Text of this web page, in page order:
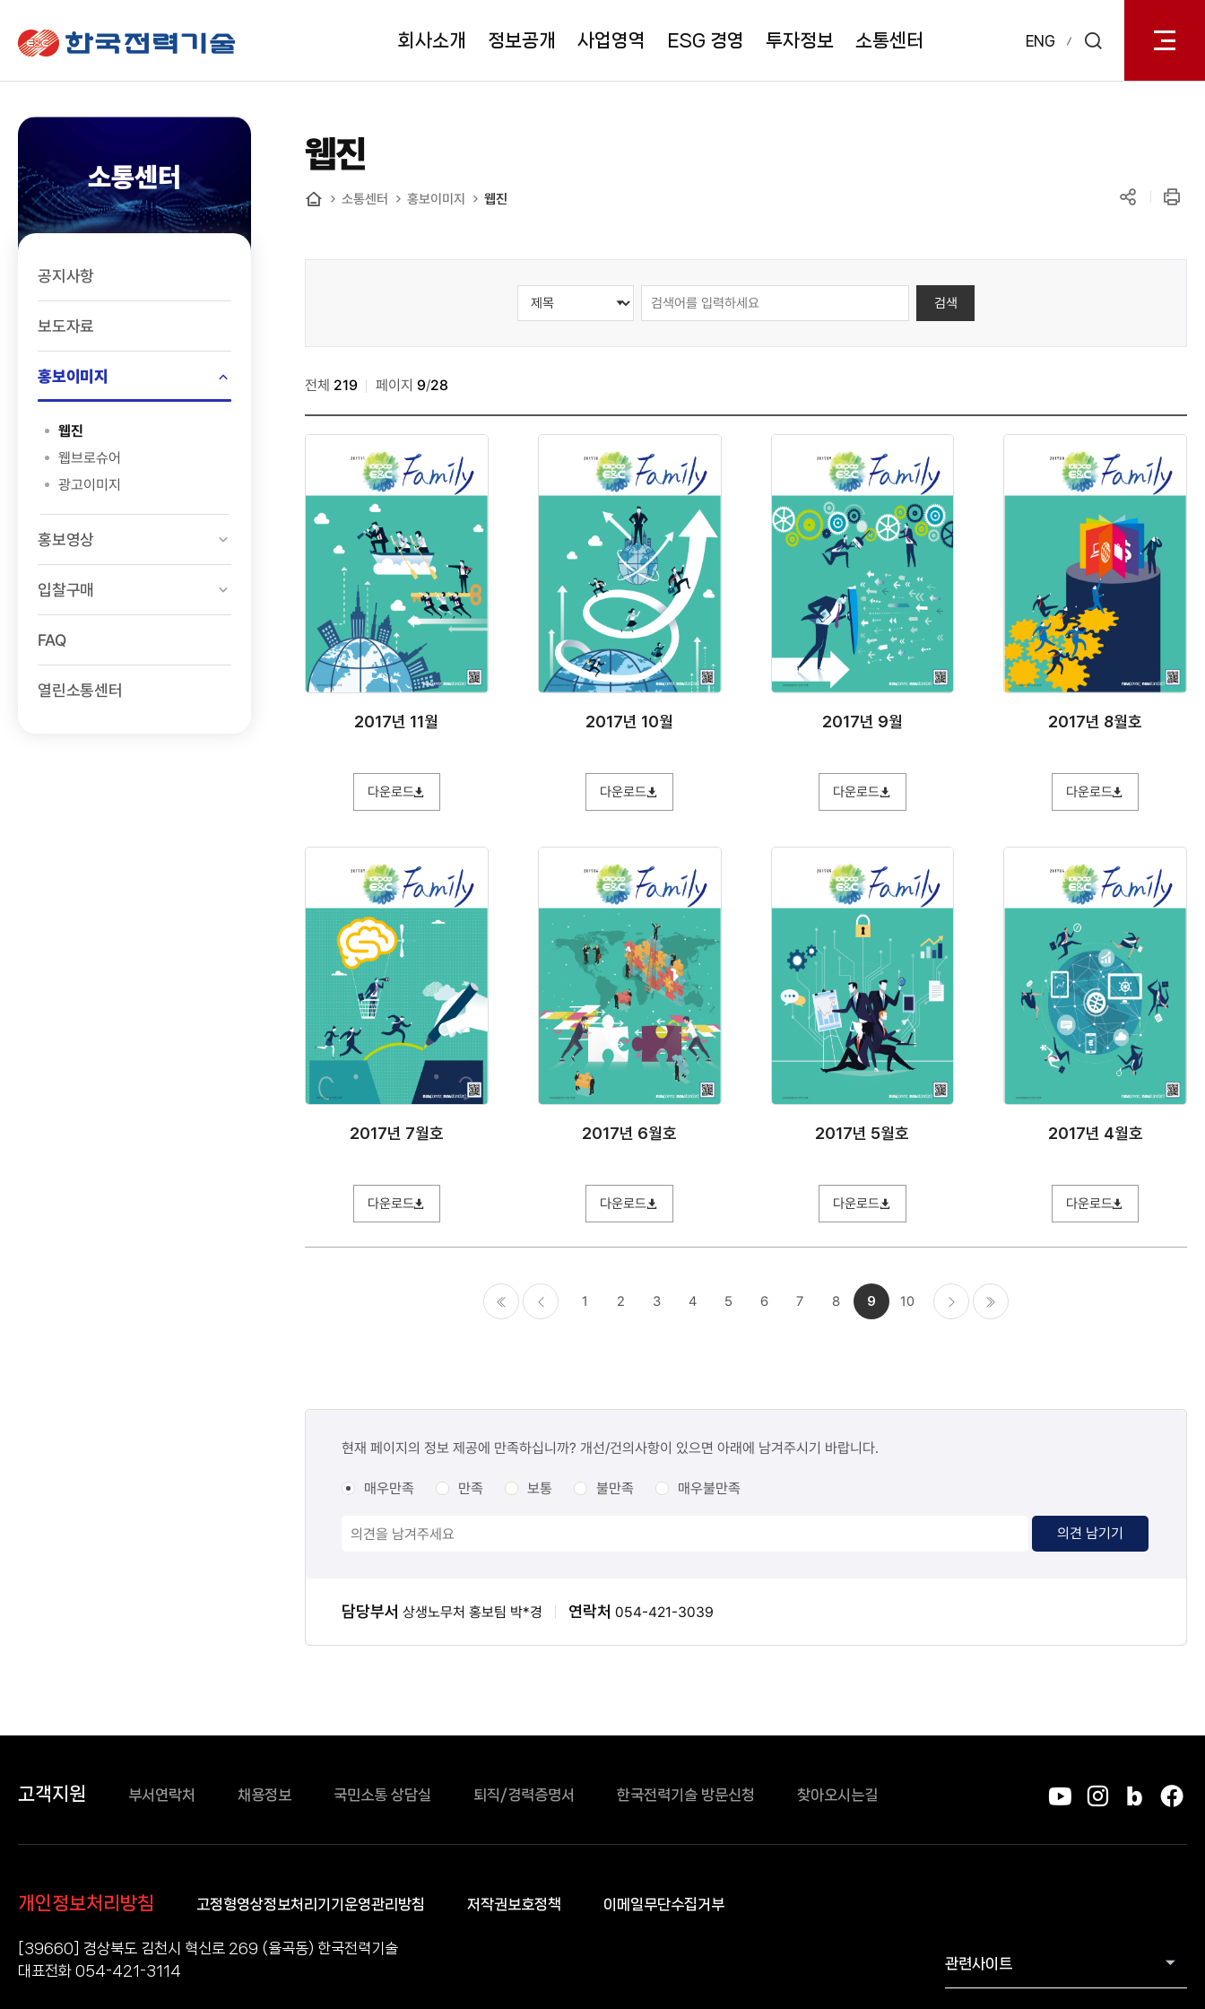
한국전력기술
회사소개 정보공개 사업영역 ESG 경영 투자정보 소통센터 ENG
열기
소통센터
공지사항
보도자료
홍보이미지
웹진
웹브로슈어
광고이미지
홍보영상
입찰구매
FAQ
열린소통센터
웹진
소통센터 홍보이미지 웹진
웹진
검색
전체 219 페이지 9/28
2017년 11월
다운로드
2017년 10월
다운로드
2017년 9월
다운로드
2017년 8월호
다운로드
2017년 7월호
다운로드
2017년 6월호
다운로드
2017년 5월호
다운로드
2017년 4월호
다운로드
1 2 3 4 5 6 7 8 9 10
만족도현재 페이지의 정보 제공에 만족하십니까? 개선/건의사항이 있으면 아래에 남겨주시기 바랍니다.
매우만족 만족 보통 불만족 매우불만족
의견 남기기
담당자
담당부서 상생노무처 홍보팀 박*경 연락처 054-421-3039
고객지원 부서연락처 채용정보 국민소통 상담실 퇴직/경력증명서 한국전력기술 방문신청 찾아오시는길
유튜브인스타그
블로그
페
개인정보처리방침 고정형영상정보처리기기운영관리방침 저작권보호정책 이메일무단수집거부
관련사이트
[39660] 경상북도 김천시 혁신로 269 (율곡동) 한국전력기술
대표전화 054-421-3114